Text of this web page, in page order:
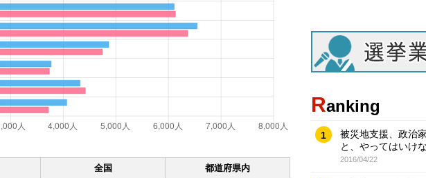
全国 都道府県内
Ranking
1
被災地支援、政治
と、やってはいけ
2016/04/22